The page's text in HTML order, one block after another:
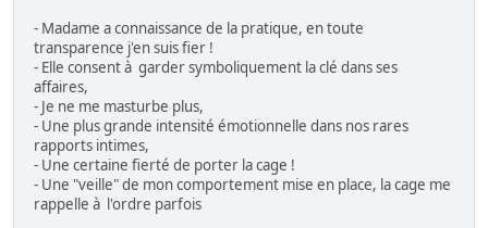
- Madame a connaissance de la pratique, en toute
transparence j'en suis fier !
- Elle consent à garder symboliquement la clé dans ses
affaires,
- Je ne me masturbe plus,
- Une plus grande intensité émotionnelle dans nos rares
rapports intimes,
- Une certaine fierté de porter la cage !
- Une "veille" de mon comportement mise en place, la cage me
rappelle à l'ordre parfois